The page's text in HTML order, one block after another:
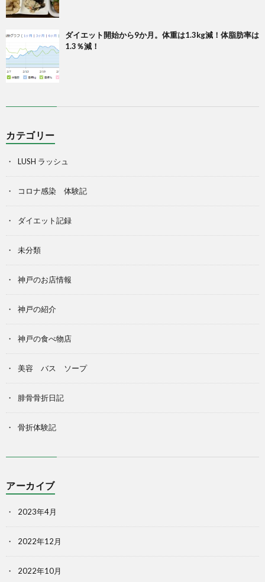
ダイエット開始から9か月。体重は1.3kg減！体脂肪率は
1.3％減！
カテゴリー
LUSH ラッシュ
コロナ感染 体験記
ダイエット記録
未分類
神戸のお店情報
神戸の紹介
神戸の食べ物店
美容 バス ソープ
腓骨骨折日記
骨折体験記
アーカイブ
2023年4月
2022年12月
2022年10月